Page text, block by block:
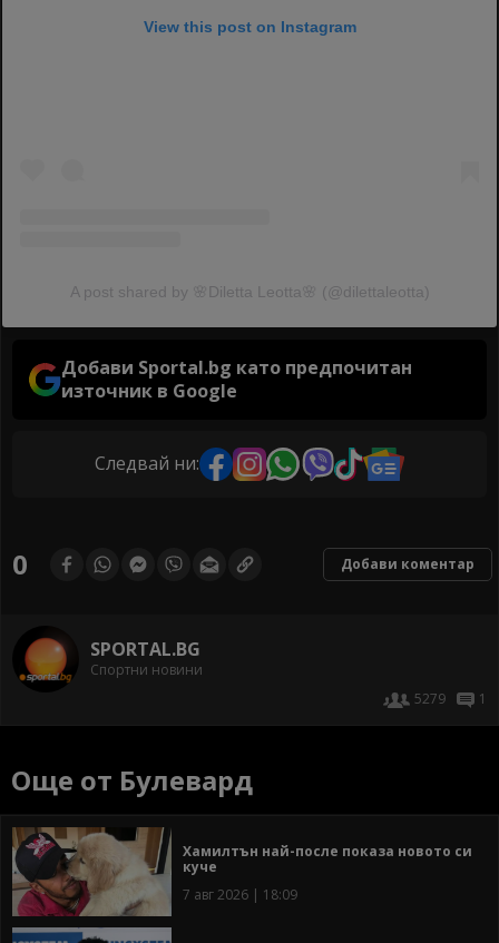
View this post on Instagram
A post shared by 🌸Diletta Leotta🌸 (@dilettaleotta)
Добави Sportal.bg като предпочитан
източник в Google
Следвай ни:
0 Добави коментар
SPORTAL.BG
Спортни новини
5279
1
Още от Булевард
Хамилтън най-после показа новото си
куче
7 авг 2026 | 18:09